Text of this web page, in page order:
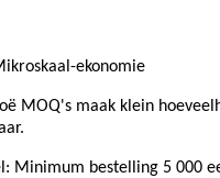
ekonomie
MOQ's maak klein
Minimum bestelling 5 000